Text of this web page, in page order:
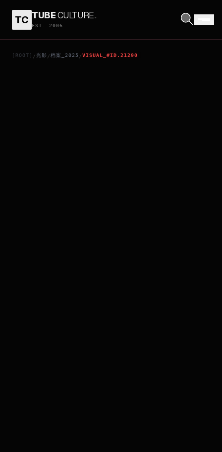
TC TUBECULTURE.
EST. 2006
[ROOT] /光影 /档案_2025 /VISUAL_#ID.21290
#IWILLTELLYOUTHETRUTH